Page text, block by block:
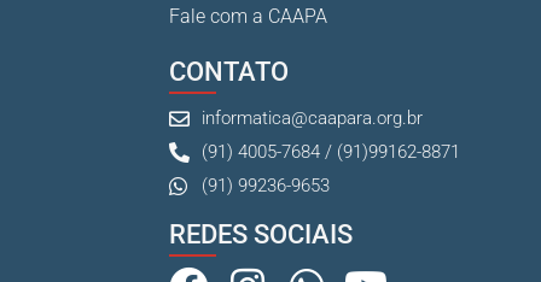
Fale com a CAAPA
CONTATO
informatica@caapara.org.br
(91) 4005-7684 / (91)99162-8871
(91) 99236-9653
REDES SOCIAIS